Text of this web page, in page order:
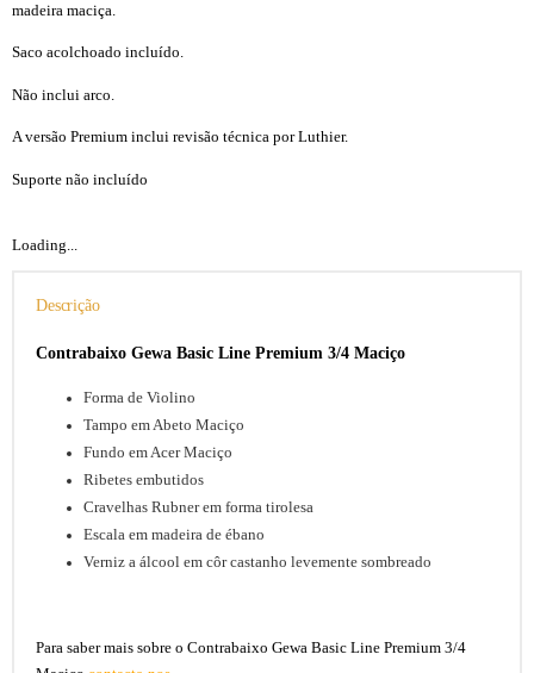
madeira maciça.
Saco acolchoado incluído.
Não inclui arco.
A versão Premium inclui revisão técnica por Luthier.
Suporte não incluído
Loading...
Descrição
Contrabaixo Gewa Basic Line Premium 3/4 Maciço
Forma de Violino
Tampo em Abeto Maciço
Fundo em Acer Maciço
Ribetes embutidos
Cravelhas Rubner em forma tirolesa
Escala em madeira de ébano
Verniz a álcool em côr castanho levemente sombreado
Para saber mais sobre o Contrabaixo Gewa Basic Line Premium 3/4